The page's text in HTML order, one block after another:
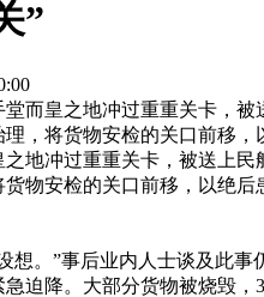
”
而皇之地冲过重重关卡，
，将货物安检的关口前移，
地冲过重重关卡，被送上
物安检的关口前移，以绝后
”事后业内人士谈及此事
迫降。大部分货物被烧毁，3